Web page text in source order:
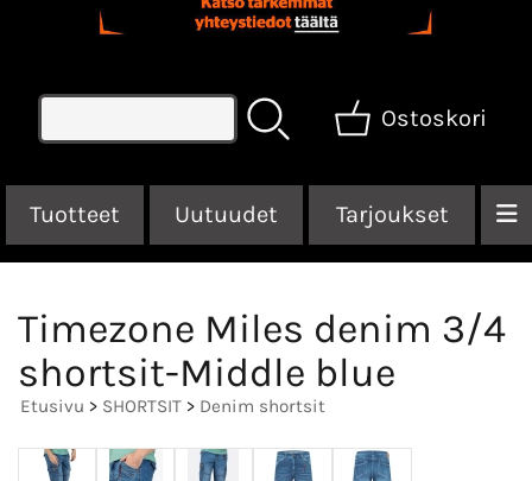
Ostoskori
Tuotteet Uutuudet Tarjoukset
Timezone Miles denim 3/4
shortsit-Middle blue
Etusivu > SHORTSIT > Denim shortsit